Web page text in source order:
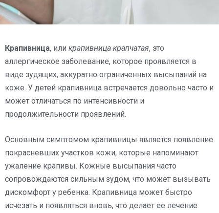
Крапивница, или крапивница крапчатая, это
аллергическое заболевание, которое проявляется в
виде зудящих, аккуратно ограниченных высыпаний на
коже. У детей крапивница встречается довольно часто и
может отличаться по интенсивности и
продолжительности проявлений.
Основным симптомом крапивницы является появление
покрасневших участков кожи, которые напоминают
ужаление крапивы. Кожные высыпания часто
сопровождаются сильным зудом, что может вызывать
дискомфорт у ребенка. Крапивница может быстро
исчезать и появляться вновь, что делает ее лечение